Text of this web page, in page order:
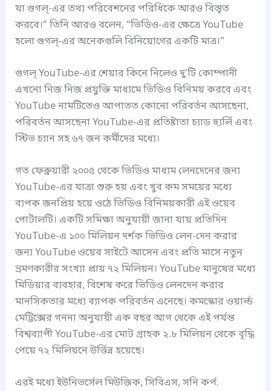
যা গুগল্-এর তথ্য পরিবেশনের পরিধিকে আরও বিস্তৃত
করবে।” তিনি আরও বলেন, “ভিডিও-এর ক্ষেত্রে YouTube
হলো গুগল্-এর অনেকগুলি বিনিয়োগের একটি মাত্র।”
গুগল্ YouTube-এর শেয়ার কিনে নিলেও দু’টি কোম্পানী
এখনো নিজ নিজ প্রযুক্তি মাধ্যমে ভিডিও বিনিময় করবে এবং
YouTube নামটিতেও আপাতত কোনো পরিবর্তন আসছেনা,
পরিবর্তন আসছেনা YouTube-এর প্রতিষ্টাতা চ্যাড হ্যুর্লি এবং
স্টিভ চ্যান সহ ৬৭ জন কর্মীদের মধ্যে।
গত ফেব্রুয়ারী ২০০৫ থেকে ভিডিও মাধ্যম লেনদেনের জন্য
YouTube-এর যাত্রা শুরু হয় এবং খুব কম সময়ের মধ্যে
ব্যপক জনপ্রিয় হয়ে ওঠে ভিডিও বিনিময়কারী এই ওয়েব
পোর্টালটি। একটি সমিক্ষা অনুযায়ী জানা যায় প্রতিদিন
YouTube-এ ১০০ মিলিয়ন দর্শক ভিডিও লেন-দেন করার
জন্য YouTube ওয়েব সাইটে আসেন এবং প্রতি মাসে নতুন
ভ্রমণকারীর সংখ্যা প্রায় ৭২ মিলিয়ন। YouTube মানুষের মধ্যে
মিডিয়ার ব্যবহার, বিশেষ করে ভিডিও লেনদেন করার
মানসিকতার মধ্যে ব্যাপক পরিবর্তন এনেছে। কমস্কোর ওয়ার্ল্ড
মেট্রিক্সের গননা অনুযায়ী এক বছর আগ থেকে এই পর্যন্ত
বিশ্বব্যাপী YouTube-এর মোট গ্রাহক ২.৮ মিলিয়ন থেকে বৃদ্ধি
পেয়ে ৭২ মিলিয়নে উর্ত্তিন্ন হয়েছে।
এরই মধ্যে ইউনিভর্সেল মিউজিক, সিবিএস, সনি কর্প.